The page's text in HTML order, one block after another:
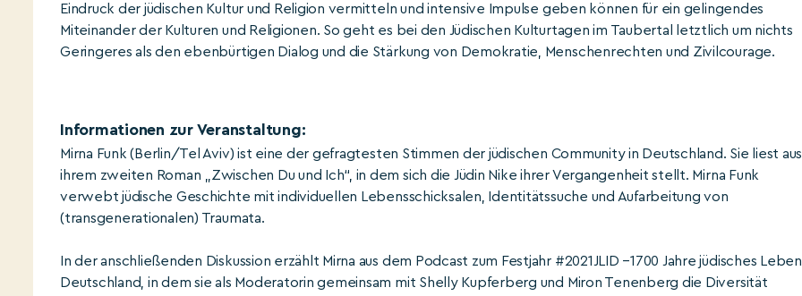
Eindruck der jüdischen Kultur und Religion vermitteln und intensive Impulse geben können für ein gelingendes
Miteinander der Kulturen und Religionen. So geht es bei den Jüdischen Kulturtagen im Taubertal letztlich um nichts
Geringeres als den ebenbürtigen Dialog und die Stärkung von Demokratie, Menschenrechten und Zivilcourage.
Informationen zur Veranstaltung:
Mirna Funk (Berlin/Tel Aviv) ist eine der gefragtesten Stimmen der jüdischen Community in Deutschland. Sie liest aus
ihrem zweiten Roman „Zwischen Du und Ich“, in dem sich die Jüdin Nike ihrer Vergangenheit stellt. Mirna Funk
verwebt jüdische Geschichte mit individuellen Lebensschicksalen, Identitätssuche und Aufarbeitung von
(transgenerationalen) Traumata.
In der anschließenden Diskussion erzählt Mirna aus dem Podcast zum Festjahr #2021JLID –1700 Jahre jüdisches
Deutschland, in dem sie als Moderatorin gemeinsam mit Shelly Kupferberg und Miron Tenenberg die Diversität